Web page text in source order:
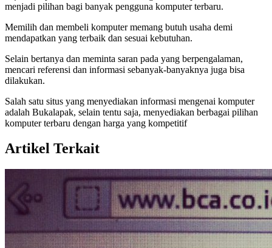
menjadi pilihan bagi banyak pengguna komputer terbaru.
Memilih dan membeli komputer memang butuh usaha demi
mendapatkan yang terbaik dan sesuai kebutuhan.
Selain bertanya dan meminta saran pada yang berpengalaman,
mencari referensi dan informasi sebanyak-banyaknya juga bisa
dilakukan.
Salah satu situs yang menyediakan informasi mengenai komputer
adalah Bukalapak, selain tentu saja, menyediakan berbagai pilihan
komputer terbaru dengan harga yang kompetitif
Artikel Terkait